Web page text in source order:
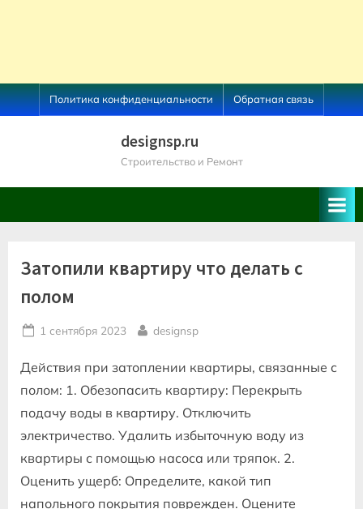
Skip
to
Политика конфиденциальности Обратная связь
designsp.ru
Строительство и Ремонт
Затопили квартиру что делать с
полом
Posted
1 сентября 2023 By
designsp
Действия при затоплении квартиры, связанные с
полом: 1. Обезопасить квартиру: Перекрыть
подачу воды в квартиру. Отключить
электричество. Удалить избыточную воду из
квартиры с помощью насоса или тряпок. 2.
Оценить ущерб: Определите, какой тип
напольного покрытия поврежден. Оцените